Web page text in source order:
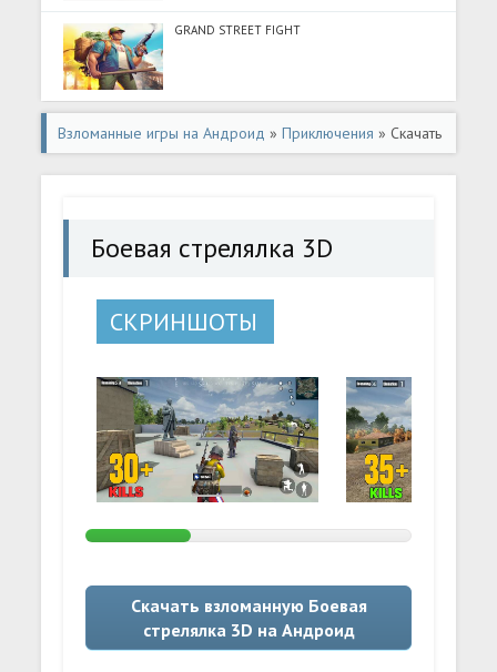
GRAND STREET FIGHT
Взломанные игры на Андроид »Приключения » Скачать
Боевая стрелялка 3D (Много монет) на Андроид
Боевая стрелялка 3D
СКРИНШОТЫ
Скачать взломанную Боевая
стрелялка 3D на Андроид